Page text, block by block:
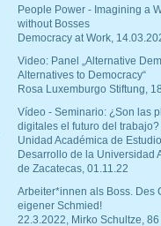
People Power - Imagining a
without Bosses
Democracy at Work,
Video: Panel „Alternative
Alternatives to Democracy“
Rosa Luxemburgo Stiftung,
Vídeo - Seminario: ¿Son las
digitales el futuro del trabajo?
Unidad Académica de
Desarrollo de la Universidad
de Zacatecas, 01.11.22
Arbeiter*innen als Boss. Des
eigener Schmied!
22.3.2022, Mirko Schultze, 86